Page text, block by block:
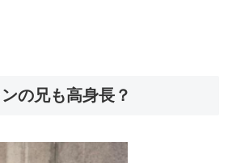
の兄も高身長？